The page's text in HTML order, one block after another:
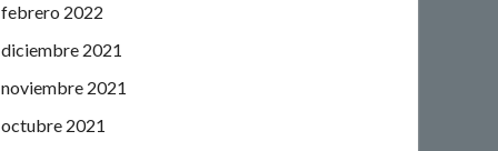
febrero 2022
diciembre 2021
noviembre 2021
octubre 2021